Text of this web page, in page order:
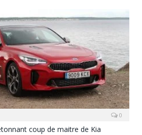
0
coup de maitre de Kia